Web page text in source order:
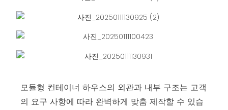
모듈형 컨테이너 하우스의 외관과 내부 구조는 고객
의 요구 사항에 따라 완벽하게 맞춤 제작할 수 있습